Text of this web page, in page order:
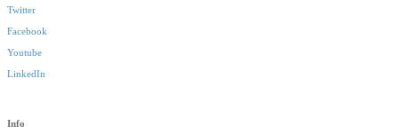
Twitter
Facebook
Youtube
LinkedIn
Info